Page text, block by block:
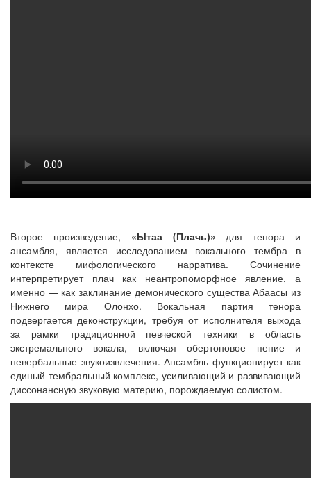
Второе произведение, «Ытаа (Плачь)» для тенора и
ансамбля, является исследованием вокального тембра в
контексте мифологического нарратива. Сочинение
интерпретирует плач как неантропоморфное явление, а
именно — как заклинание демонического существа Абаасы из
Нижнего мира Олонхо. Вокальная партия тенора
подвергается деконструкции, требуя от исполнителя выхода
за рамки традиционной певческой техники в область
экстремального вокала, включая обертоновое пение и
невербальные звукоизвлечения. Ансамбль функционирует как
единый тембральный комплекс, усиливающий и развивающий
диссонансную звуковую материю, порождаемую солистом.